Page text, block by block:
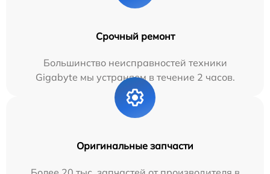
Срочный ремонт
Большинство неисправностей техники
Gigabyte мы устраняем в течение 2 часов.
Оригинальные запчасти